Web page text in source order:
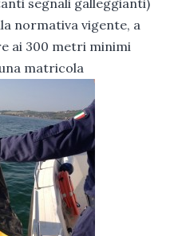
normativa vigente, a
ai 300 metri minimi
matricola